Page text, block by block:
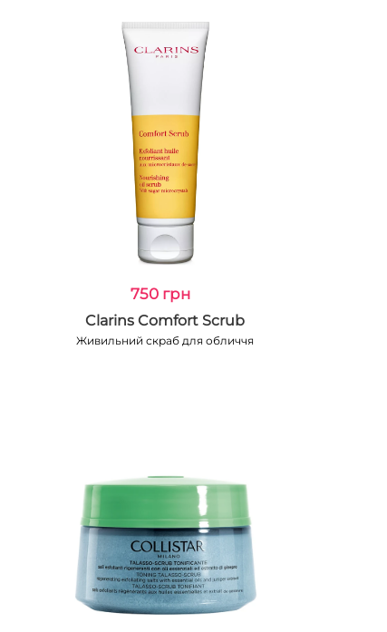
750 грн
Clarins Comfort Scrub
Живильний скраб для обличчя